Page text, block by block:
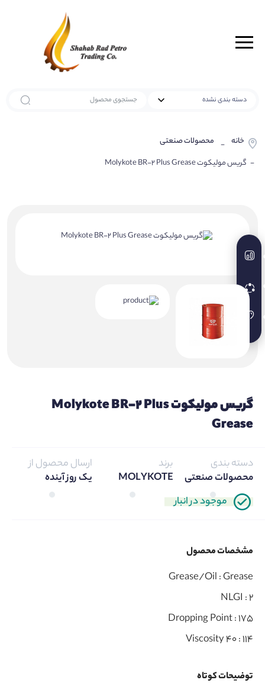
خانه - محصولات صنعتی
- گریس مولیکوت Molykote BR-2 Plus Grease
گریس مولیکوت Molykote BR-2 Plus
Grease
موجود در انبار
دسته بندی
محصولات صنعتی
برند
MOLYKOTE
ارسال محصول از
یک روز آینده
مشخصات محصول
Grease/Oil :Grease
NLGI :2
Dropping Point :175
Viscosity 40 :114
توضیحات کوتاه